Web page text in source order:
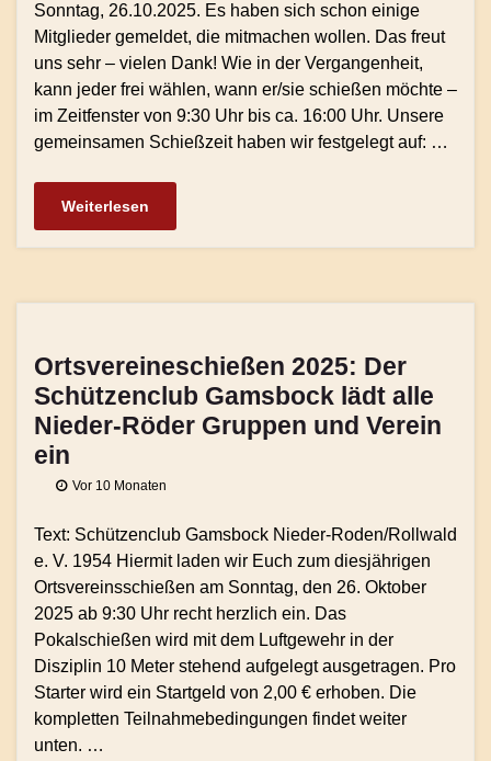
Sonntag, 26.10.2025. Es haben sich schon einige
Mitglieder gemeldet, die mitmachen wollen. Das freut
uns sehr – vielen Dank! Wie in der Vergangenheit,
kann jeder frei wählen, wann er/sie schießen möchte –
im Zeitfenster von 9:30 Uhr bis ca. 16:00 Uhr. Unsere
gemeinsamen Schießzeit haben wir festgelegt auf: …
Weiterlesen
Ortsvereineschießen 2025: Der
Schützenclub Gamsbock lädt alle
Nieder-Röder Gruppen und Verein
ein
Vor 10 Monaten
Text: Schützenclub Gamsbock Nieder-Roden/Rollwald
e. V. 1954 Hiermit laden wir Euch zum diesjährigen
Ortsvereinsschießen am Sonntag, den 26. Oktober
2025 ab 9:30 Uhr recht herzlich ein. Das
Pokalschießen wird mit dem Luftgewehr in der
Disziplin 10 Meter stehend aufgelegt ausgetragen. Pro
Starter wird ein Startgeld von 2,00 € erhoben. Die
kompletten Teilnahmebedingungen findet weiter
unten. …